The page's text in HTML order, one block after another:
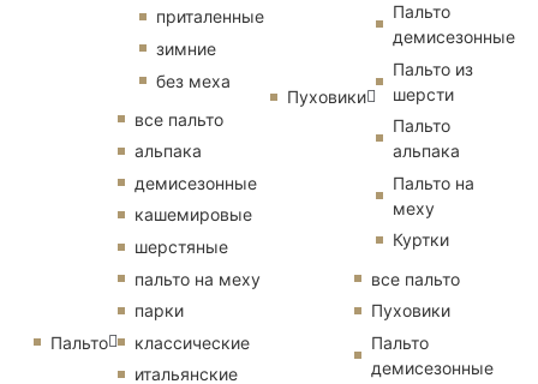
приталенные
зимние
без меха
Пальто
все пальто
альпака
демисезонные
кашемировые
шерстяные
пальто на меху
парки
классические
итальянские
Пуховики
Пальто
демисезонные
Пальто из
шерсти
Пальто
альпака
Пальто на
меху
Куртки
все пальто
Пуховики
Пальто
демисезонные